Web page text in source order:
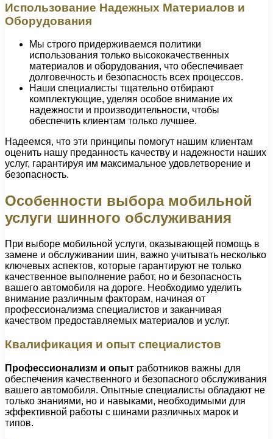
Использование Надежных Материалов и
Оборудования
Мы строго придерживаемся политики
использования только высококачественных
материалов и оборудования, что обеспечивает
долговечность и безопасность всех процессов.
Наши специалисты тщательно отбирают
комплектующие, уделяя особое внимание их
надежности и производительности, чтобы
обеспечить клиентам только лучшее.
Надеемся, что эти принципы помогут нашим клиентам
оценить нашу преданность качеству и надежности наших
услуг, гарантируя им максимальное удовлетворение и
безопасность.
Особенности выбора мобильной
услуги шинного обслуживания
При выборе мобильной услуги, оказывающей помощь в
замене и обслуживании шин, важно учитывать несколько
ключевых аспектов, которые гарантируют не только
качественное выполнение работ, но и безопасность
вашего автомобиля на дороге. Необходимо уделить
внимание различным факторам, начиная от
профессионализма специалистов и заканчивая
качеством предоставляемых материалов и услуг.
Квалификация и опыт специалистов
Профессионализм и опыт работников важны для
обеспечения качественного и безопасного обслуживания
вашего автомобиля. Опытные специалисты обладают не
только знаниями, но и навыками, необходимыми для
эффективной работы с шинами различных марок и
типов.